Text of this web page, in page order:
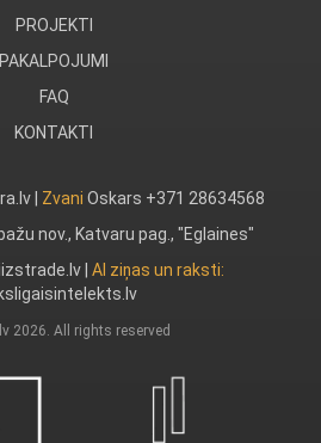
PROJEKTI
PAKALPOJUMI
FAQ
KONTAKTI
| Zvani Oskars +371 28634568
nov., Katvaru pag., "Eglaines"
AI ziņas un raksti:
2026. All rights reserved